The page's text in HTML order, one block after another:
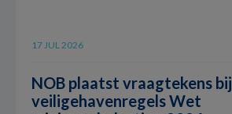
17 JUL 2026
NOB plaatst vraagtekens bij
veiligehavenregels Wet